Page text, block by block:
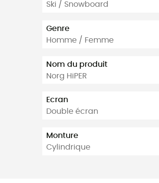
Ski / Snowboard
Genre
Homme / Femme
Nom du produit
Norg HiPER
Ecran
Double écran
Monture
Cylindrique